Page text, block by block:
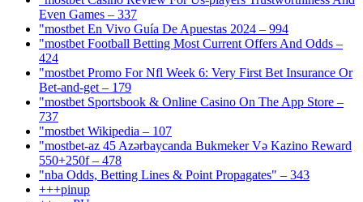
Even Games – 337
"mostbet En Vivo Guía De Apuestas 2024 – 994
"mostbet Football Betting Most Current Offers And Odds –
424
"mostbet Promo For Nfl Week 6: Very First Bet Insurance Or
Bet-and-get – 179
"‎mostbet Sportsbook & Online Casino On The App Store –
737
"mostbet Wikipedia – 107
"mostbet-az 45 Azərbaycanda Bukmeker Və Kazino Reward
550+250f – 478
"nba Odds, Betting Lines & Point Propagates" – 343
+++pinup